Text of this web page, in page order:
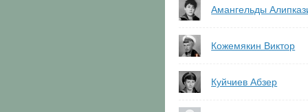
Амангельды
Кожемякин Виктор
Куйчиев Абзер